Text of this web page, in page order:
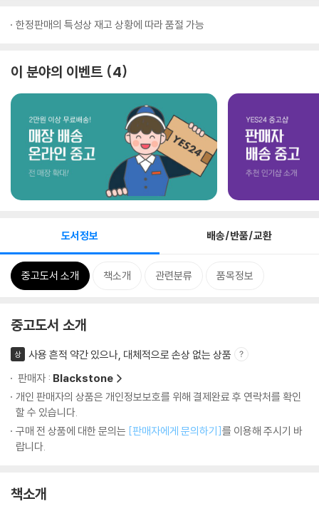
한정판매의 특성상 재고 상황에 따라 품절 가능
이 분야의 이벤트 4
도서정보 배송/반품/교환
중고도서 소개 책소개 관련분류 품목정보
중고도서 소개
상
사용 흔적 약간 있으나, 대체적으로 손상 없는 상품
판매자 : Blackstone
개인 판매자의 상품은 개인정보보호를 위해 결제완료 후 연락처를 확인
할 수 있습니다.
구매 전 상품에 대한 문의는 [판매자에게 문의하기]를 이용해 주시기 바
랍니다.
책소개